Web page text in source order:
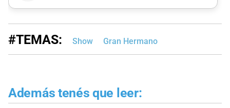
#TEMAS: Show Gran Hermano
Además tenés que leer: